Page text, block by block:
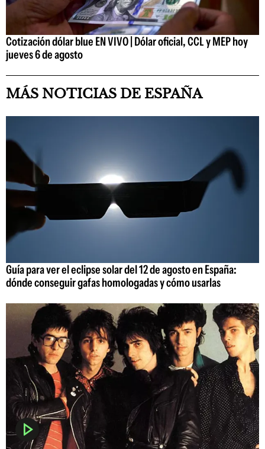
Cotización dólar blue EN VIVO | Dólar oficial, CCL y MEP hoy
jueves 6 de agosto
MÁS NOTICIAS DE ESPAÑA
Guía para ver el eclipse solar del 12 de agosto en España:
dónde conseguir gafas homologadas y cómo usarlas